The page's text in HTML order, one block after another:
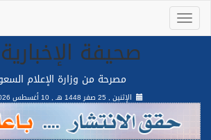
صحيفة الإخبارية 24
مصرحة من وزارة الإعلام
الإثنين , 25 صفر 1448 هـ , 10 أغسطس 2026 م |